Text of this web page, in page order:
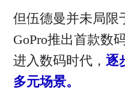
但伍德曼并未局限
GoPro推出首款数
进入数码时代， 逐
多元场景。